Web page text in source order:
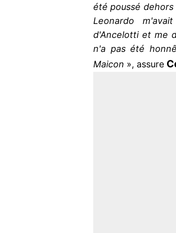
été poussé dehors
Leonardo
d'Ancelotti et me
n'a pas été
Maicon », assure